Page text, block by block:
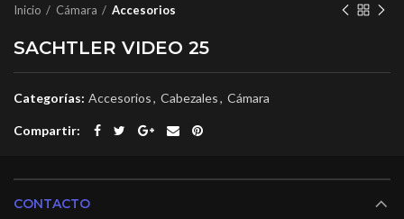
Inicio Cámara Accesorios
SACHTLER VIDEO 25
Categorías: Accesorios, Cabezales, Cámara
Compartir
CONTACTO